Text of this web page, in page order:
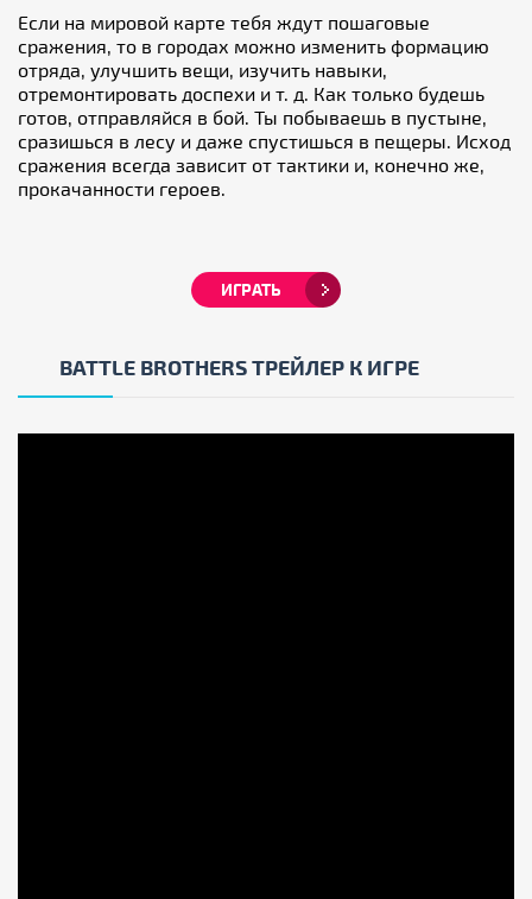
Если на мировой карте тебя ждут пошаговые
сражения, то в городах можно изменить формацию
отряда, улучшить вещи, изучить навыки,
отремонтировать доспехи и т. д. Как только будешь
готов, отправляйся в бой. Ты побываешь в пустыне,
сразишься в лесу и даже спустишься в пещеры. Исход
сражения всегда зависит от тактики и, конечно же,
прокачанности героев.
ИГРАТЬ
BATTLE BROTHERS ТРЕЙЛЕР К ИГРЕ